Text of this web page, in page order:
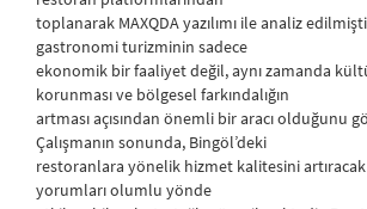
toplanarak MAXQDA yazılımı ile analiz
gastronomi turizminin sadece
ekonomik bir faaliyet değil, aynı zamanda
korunması ve bölgesel farkındalığın
artması açısından önemli bir aracı olduğunu
Çalışmanın sonunda, Bingöl’deki
restoranlara yönelik hizmet kalitesini
yorumları olumlu yönde